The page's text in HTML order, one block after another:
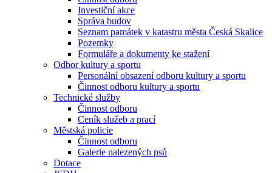
Investiční akce
Správa budov
Seznam památek v katastru města Česká Skalice
Pozemky
Formuláře a dokumenty ke stažení
Odbor kultury a sportu
Personální obsazení odboru kultury a sportu
Činnost odboru kultury a sportu
Technické služby
Činnost odboru
Ceník služeb a prací
Městská policie
Činnost odboru
Galerie nalezených psů
Dotace